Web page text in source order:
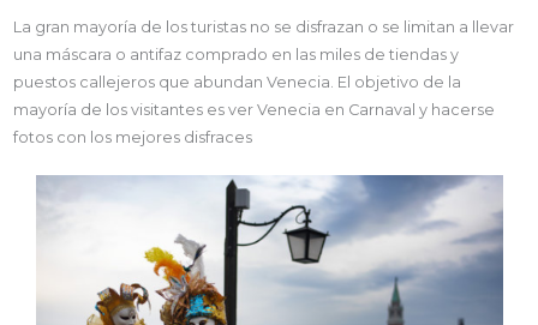
La gran mayoría de los turistas no se disfrazan o se limitan a llevar
una máscara o antifaz comprado en las miles de tiendas y
puestos callejeros que abundan Venecia. El objetivo de la
mayoría de los visitantes es ver Venecia en Carnaval y hacerse
fotos con los mejores disfraces